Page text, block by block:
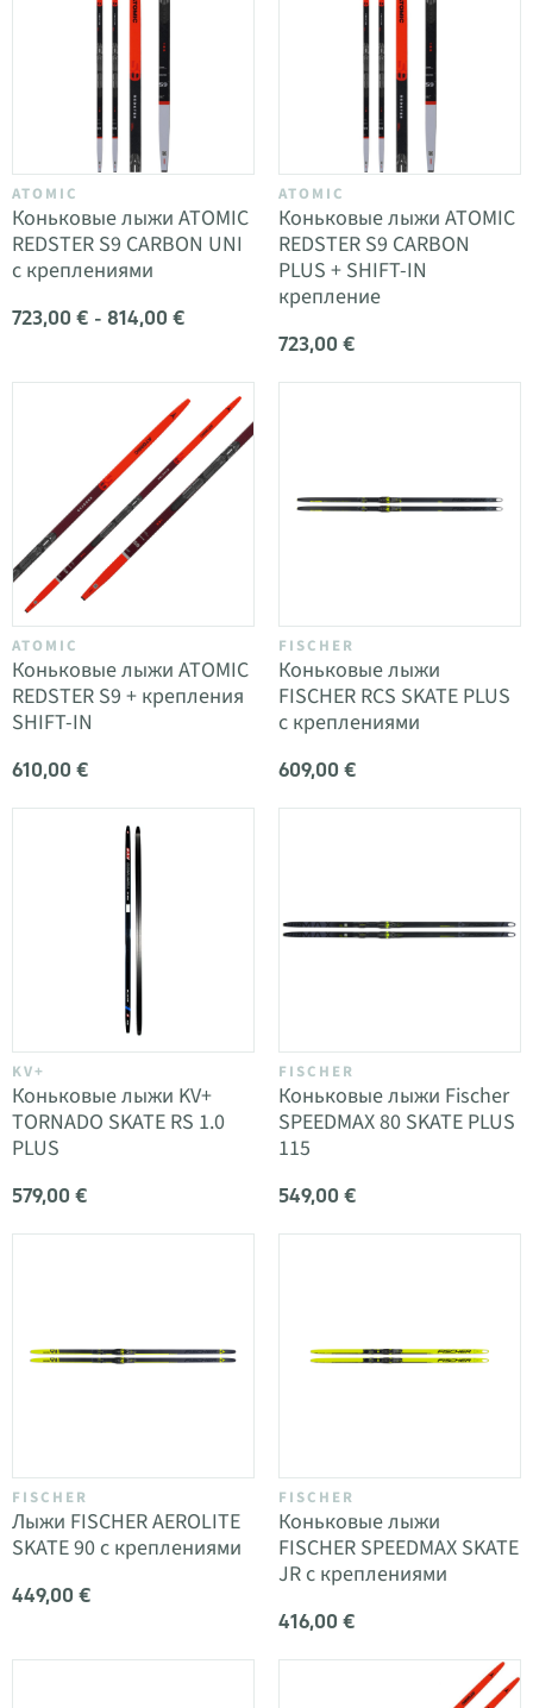
ATOMIC
Коньковые лыжи ATOMIC
REDSTER S9 CARBON UNI
с креплениями
723,00 € - 814,00 €
ATOMIC
Коньковые лыжи ATOMIC
REDSTER S9 CARBON
PLUS + SHIFT-IN
крепление
723,00 €
ATOMIC
Коньковые лыжи ATOMIC
REDSTER S9 + крепления
SHIFT-IN
610,00 €
FISCHER
Коньковые лыжи
FISCHER RCS SKATE PLUS
с креплениями
609,00 €
KV+
Коньковые лыжи KV+
TORNADO SKATE RS 1.0
PLUS
579,00 €
FISCHER
Коньковые лыжи Fischer
SPEEDMAX 80 SKATE PLUS
115
549,00 €
FISCHER
Лыжи FISCHER AEROLITE
SKATE 90 с креплениями
449,00 €
FISCHER
Коньковые лыжи
FISCHER SPEEDMAX SKATE
JR с креплениями
416,00 €